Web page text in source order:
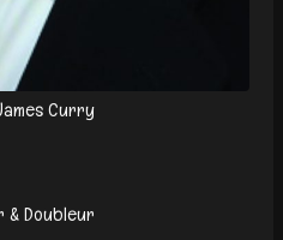
Curry
& Doubleur